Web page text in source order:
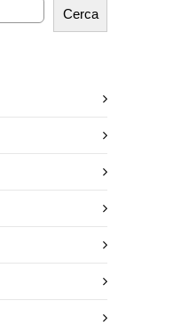
Cerca